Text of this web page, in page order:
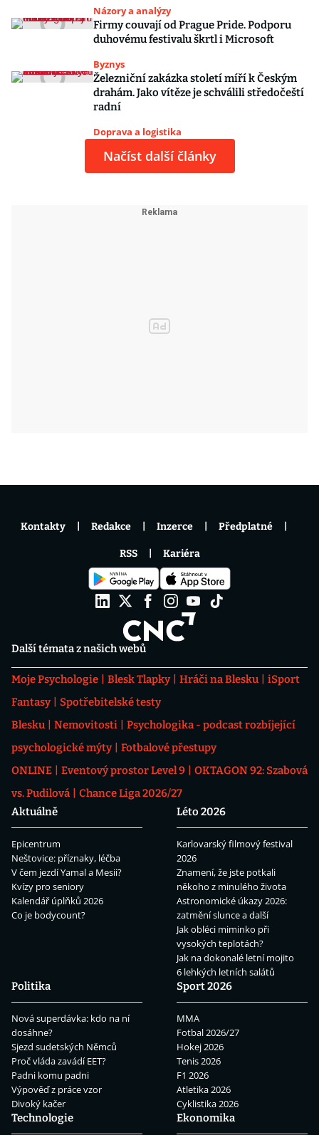
Názory a analýzy
Firmy couvají od Prague Pride. Podporu
duhovému festivalu škrtl i Microsoft
Byznys
Železniční zakázka století míří k Českým
drahám. Jako vítěze je schválili středočeští
radní
Doprava a logistika
Načíst další články
Další témata z našich webů
Moje Psychologie Blesk Tlapky Hráči na Blesku
iSport
Fantasy
Spotřebitelské testy
Blesku
Nemovitosti
Psychologika - podcast rozbíjející
psychologické mýty
Fotbalové přestupy
ONLINE
Eventový prostor Level 9
OKTAGON 92: Szabová
vs. Pudilová
Chance Liga 2026/27
Aktuálně
Epicentrum
Neštovice: příznaky, léčba
V čem jezdí Yamal a Mesii?
Kvízy pro seniory
Kalendář úplňků 2026
Co je bodycount?
Léto 2026
Karlovarský filmový festival
2026
Znamení, že jste potkali
někoho z minulého života
Astronomické úkazy 2026:
zatmění slunce a další
Jak obléci miminko při
vysokých teplotách?
Jak na dokonalé letní mojito
6 lehkých letních salátů
Politika
Nová superdávka: kdo na ní
dosáhne?
Sjezd sudetských Němců
Proč vláda zavádí EET?
Padni komu padni
Výpověď z práce vzor
Divoký kačer
Sport 2026
MMA
Fotbal 2026/27
Hokej 2026
Tenis 2026
F1 2026
Atletika 2026
Cyklistika 2026
Technologie
Ekonomika
Kontakty Redakce Inzerce Předplatné
RSS Kariéra